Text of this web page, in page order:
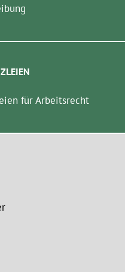
für Arbeitsrecht